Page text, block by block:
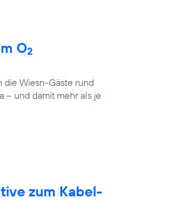
O2
die Wiesn-Gäste rund
– und damit mehr als je
zum Kabel-